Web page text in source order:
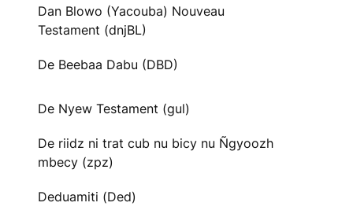
Dan Blowo (Yacouba) Nouveau
Testament (dnjBL)
De Beebaa Dabu (DBD)
De Nyew Testament (gul)
De riidz ni trat cub nu bicy nu Ñgyoozh
mbecy (zpz)
Deduamiti (Ded)